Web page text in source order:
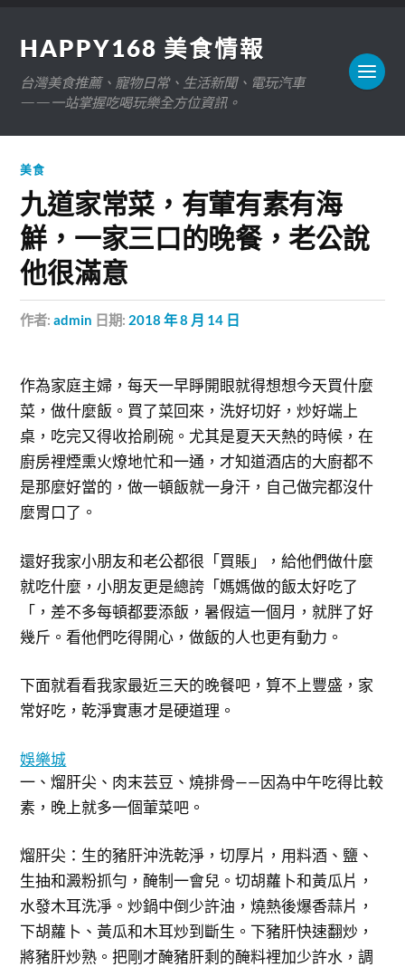
HAPPY168 美食情報
台灣美食推薦、寵物日常、生活新聞、電玩汽車
——一站掌握吃喝玩樂全方位資訊。
美食
九道家常菜，有葷有素有海
鮮，一家三口的晚餐，老公說
他很滿意
作者:admin 日期: 2018 年 8 月 14 日
作為家庭主婦，每天一早睜開眼就得想想今天買什麼
菜，做什麼飯。買了菜回來，洗好切好，炒好端上
桌，吃完又得收拾刷碗。尤其是夏天天熱的時候，在
廚房裡煙熏火燎地忙和一通，才知道酒店的大廚都不
是那麼好當的，做一頓飯就一身汗，自己做完都沒什
麼胃口了。
還好我家小朋友和老公都很「買賬」，給他們做什麼
就吃什麼，小朋友更是總誇「媽媽做的飯太好吃了
「，差不多每頓都要添飯，暑假這一個月，就胖了好
幾斤。看他們吃得開心，做飯的人也更有動力。
下面就看看我家最近三天的晚餐吧，算不上豐盛，家
常好吃，乾淨實惠才是硬道理。
娛樂城
一、熘肝尖、肉末芸豆、燒排骨——因為中午吃得比較
素，晚上就多一個葷菜吧。
熘肝尖：生的豬肝沖洗乾淨，切厚片，用料酒、鹽、
生抽和澱粉抓勻，醃制一會兒。切胡蘿卜和黃瓜片，
水發木耳洗凈。炒鍋中倒少許油，燒熱後爆香蒜片，
下胡蘿卜、黃瓜和木耳炒到斷生。下豬肝快速翻炒，
將豬肝炒熟。把剛才醃豬肝剩的醃料裡加少許水，調